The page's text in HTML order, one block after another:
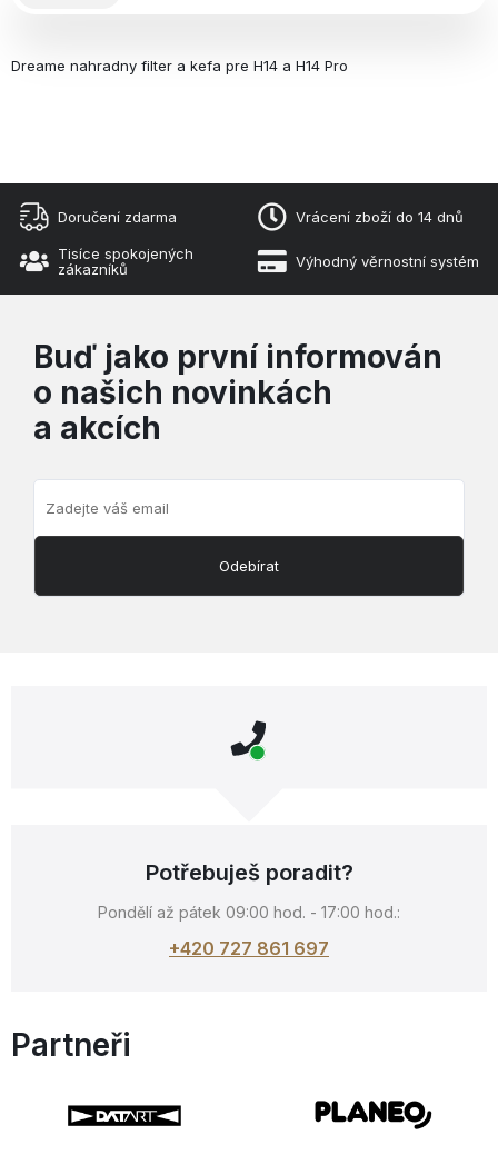
Dreame nahradny filter a kefa pre H14 a H14 Pro
Doručení zdarma Vrácení zboží do 14 dnů
Tisíce spokojených
zákazníků
Výhodný věrnostní systém
Buď jako první informován
o našich novinkách
a akcích
Odebírat
Potřebuješ poradit?
Pondělí až pátek 09:00 hod. - 17:00 hod.:
+420 727 861 697
Partneři